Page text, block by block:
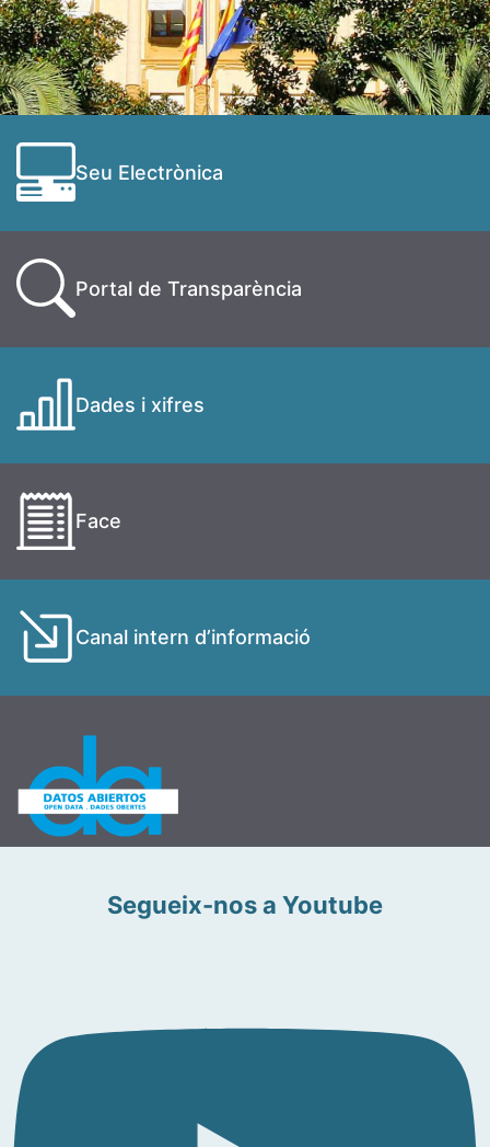
Seu Electrònica
Portal de Transparència
Dades i xifres
Face
Canal intern d’informació
Segueix-nos a Youtube